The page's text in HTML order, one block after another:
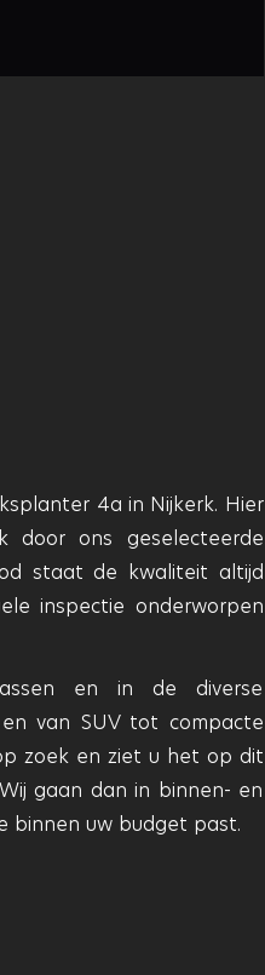
4a in Nijkerk. Hier
door ons geselecteerde
staat de kwaliteit altijd
inspectie onderworpen
en in de diverse
van SUV tot compacte
zoek en ziet u het op dit
gaan dan in binnen- en
binnen uw budget past.